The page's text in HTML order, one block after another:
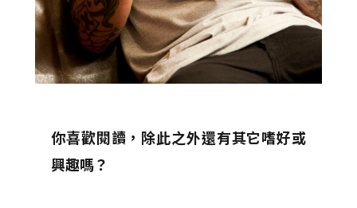
你喜歡閱讀，除此之外還有其它嗜好或
興趣嗎？